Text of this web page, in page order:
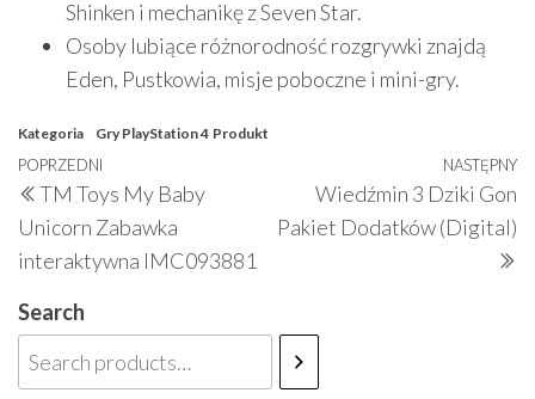
Shinken i mechanikę z Seven Star.
Osoby lubiące różnorodność rozgrywki znajdą
Eden, Pustkowia, misje poboczne i mini-gry.
Kategoria Gry PlayStation 4 Produkt
Nawigacja
wpisu
Poprzedni
wpis
POPRZEDNI
TM Toys My Baby
Unicorn Zabawka
interaktywna IMC093881
NASTĘPNY
Wiedźmin 3 Dziki Gon
Pakiet Dodatków (Digital)
Search